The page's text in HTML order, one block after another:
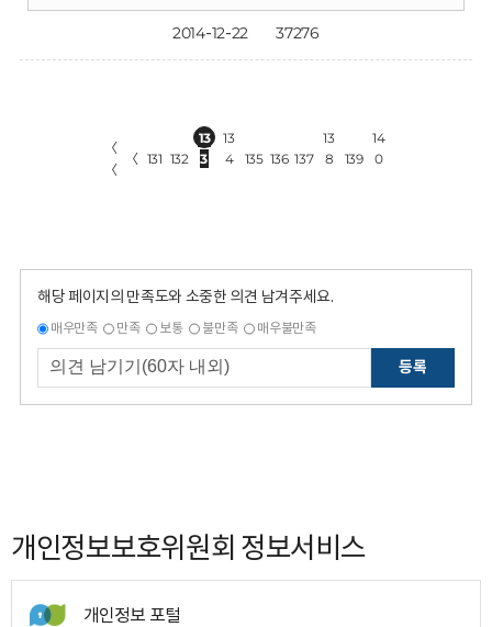
2014-12-22 37276
〈
〈
〈 131 132
13
3
13
4
135 136 137
13
8
139
14
0
해당 페이지의 만족도와 소중한 의견 남겨주세요.
매우만족 만족 보통 불만족 매우불만족
등록
개인정보보호위원회 정보서비스
개인정보 포털